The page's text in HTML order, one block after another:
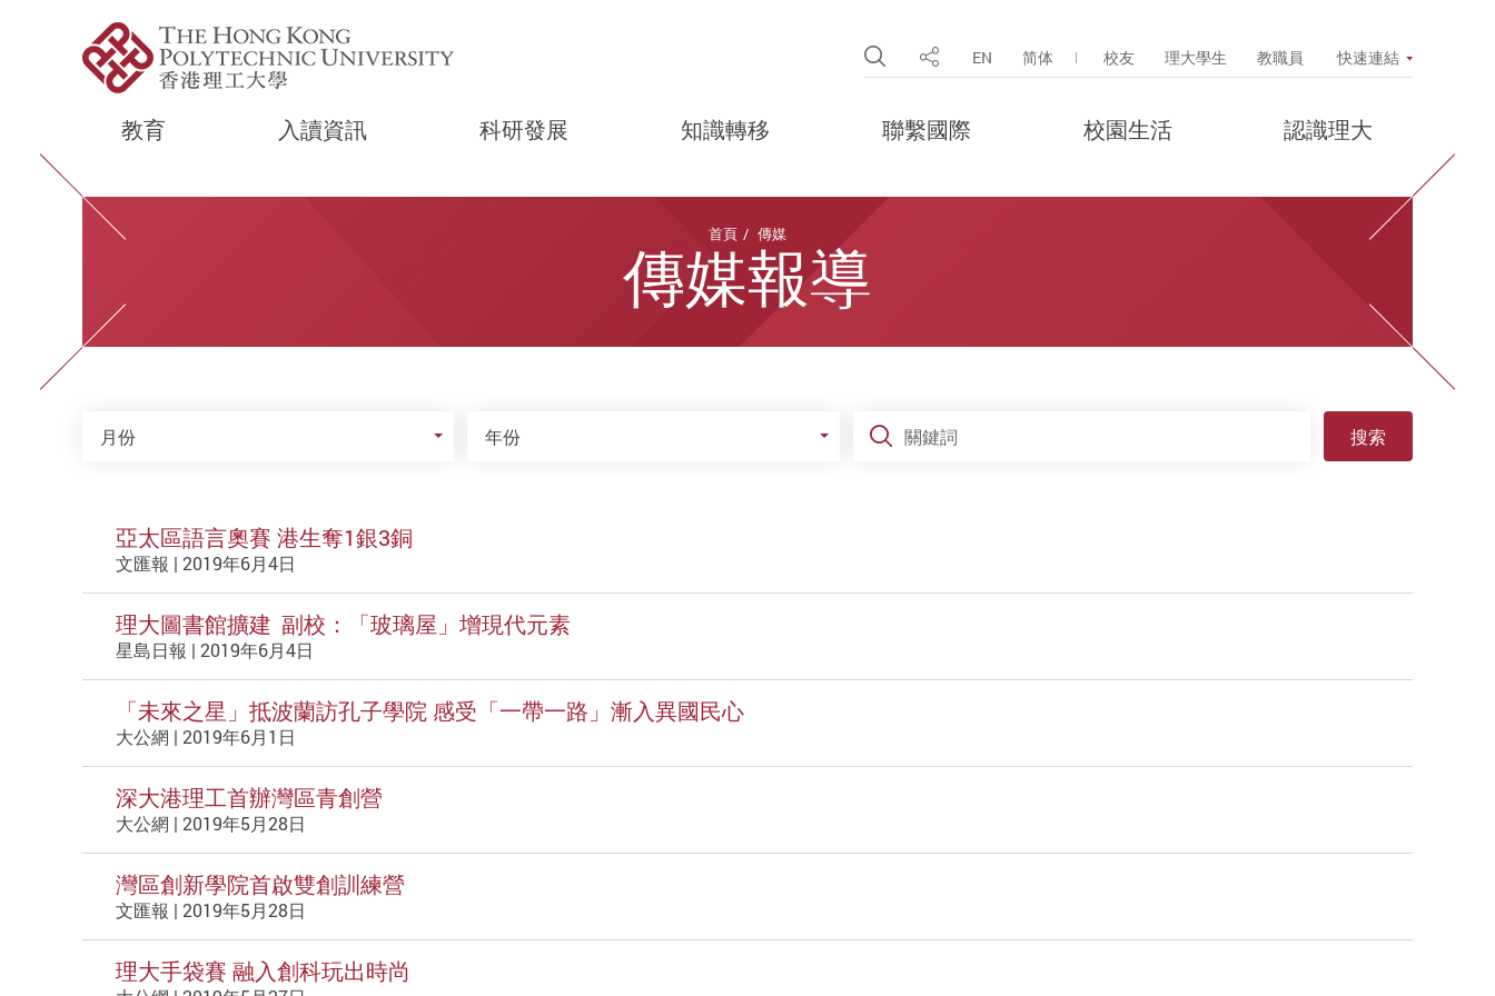
Open Site Search Popup
分享 EN 简体 校友 理大學生 教職員 快速連結
教育 入讀資訊 科研發展 知識轉移 聯繫國際 校園生活 認識理大
Start main content
首頁 傳媒
傳媒報導
月份 年份
關鍵詞
搜索
亞太區語言奧賽 港生奪1銀3銅
文匯報 | 2019年6月4日
理大圖書館擴建 副校：「玻璃屋」增現代元素
星島日報 | 2019年6月4日
「未來之星」抵波蘭訪孔子學院 感受「一帶一路」漸入異國民心
大公網 | 2019年6月1日
深大港理工首辦灣區青創營
大公網 | 2019年5月28日
灣區創新學院首啟雙創訓練營
文匯報 | 2019年5月28日
理大手袋賽 融入創科玩出時尚